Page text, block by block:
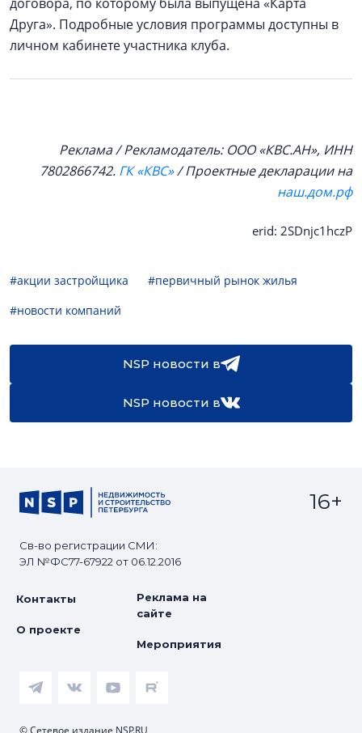
Друга». Подробные условия программы доступны в
личном кабинете участника клуба.
Реклама / Рекламодатель: ООО «КВС.АН», ИНН
7802866742. ГК «КВС»/ Проектные декларации на
наш.дом.рф
erid: 2SDnjc1hczP
#акции застройщика
#первичный рынок жилья
#новости компаний
NSP новости в
NSP новости в
Св-во регистрации СМИ:
ЭЛ №ФС77-67922 от 06.12.2016
16+
Контакты
О проекте
Реклама на
сайте
Мероприятия
© Сетевое издание NSP.RU